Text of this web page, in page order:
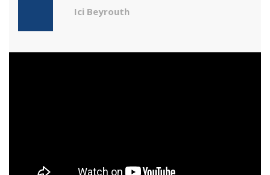
Ici Beyrouth